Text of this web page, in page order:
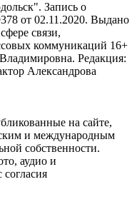
Запись о
от 02.11.2020. Выдано
связи,
коммуникаций 16+
Редакция:
Александрова
на сайте,
и международным
собственности.
аудио и